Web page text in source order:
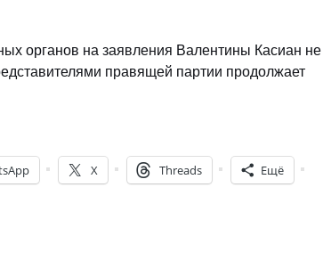
органов на заявления Валентины Касиан не
правящей партии продолжает
X Threads Ещё